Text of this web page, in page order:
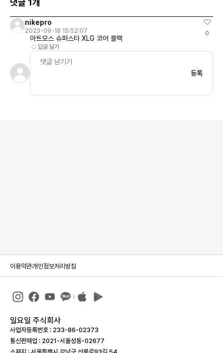
댓글 1개
nikepro
2023-09-18 15:52:07
아트모스 슈퍼스타 XLG 코어 블랙
답글 달기
0
등록
이용약관개인정보처리방침
일요일 주식회사
사업자등록번호 : 233-86-023­73
통신판매업 : 2021-서울성동-02677